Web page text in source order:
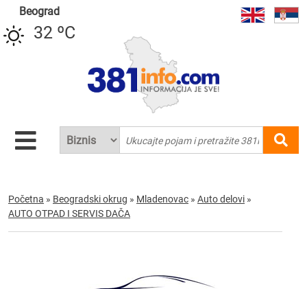
Beograd
32 ºC
Početna » Beogradski okrug » Mladenovac » Auto delovi »
AUTO OTPAD I SERVIS DAČA